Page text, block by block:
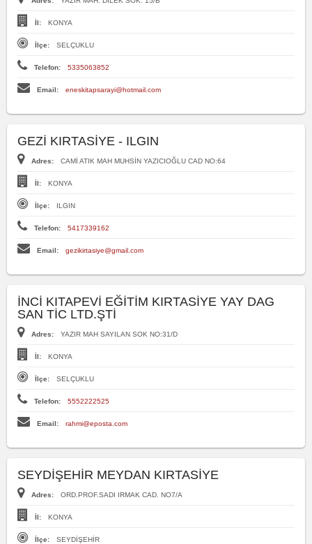
İl: KONYA
İlçe: SELÇUKLU
Telefon: 5335063852
Email: eneskitapsarayi@hotmail.com
GEZİ KIRTASİYE - ILGIN
Adres: CAMİ ATIK MAH MUHSİN YAZICIOĞLU CAD NO:64
İl: KONYA
İlçe: ILGIN
Telefon: 5417339162
Email: gezikirtasiye@gmail.com
İNCİ KITAPEVİ EĞİTİM KIRTASİYE YAY DAG
SAN TİC LTD.ŞTİ
Adres: YAZIR MAH SAYILAN SOK NO:31/D
İl: KONYA
İlçe: SELÇUKLU
Telefon: 5552222525
Email: rahmi@eposta.com
SEYDİŞEHİR MEYDAN KIRTASİYE
Adres: ORD.PROF.SADI IRMAK CAD. NO7/A
İl: KONYA
İlçe: SEYDİŞEHİR